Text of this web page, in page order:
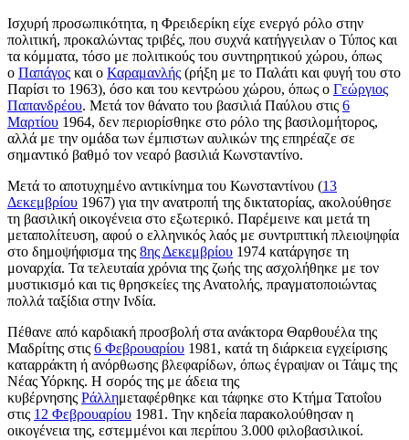
Ισχυρή προσωπικότητα, η Φρειδερίκη είχε ενεργό ρόλο στην
πολιτική, προκαλώντας τριβές, που συχνά κατήγγειλαν ο Τύπος και
τα κόμματα, τόσο με πολιτικούς του συντηρητικού χώρου, όπως
ο Παπάγος και ο Καραμανλής (ρήξη με το Παλάτι και φυγή του στο
Παρίσι το 1963), όσο και του κεντρώου χώρου, όπως ο Γεώργιος
Παπανδρέου. Μετά τον θάνατο του βασιλιά Παύλου στις 6
Μαρτίου 1964, δεν περιορίσθηκε στο ρόλο της βασιλομήτορος,
αλλά με την ομάδα των έμπιστων αυλικών της επηρέαζε σε
σημαντικό βαθμό τον νεαρό βασιλιά Κωνσταντίνο.
Μετά το αποτυχημένο αντικίνημα του Κωνσταντίνου (13
Δεκεμβρίου 1967) για την ανατροπή της δικτατορίας, ακολούθησε
τη βασιλική οικογένεια στο εξωτερικό. Παρέμεινε και μετά τη
μεταπολίτευση, αφού ο ελληνικός λαός με συντριπτική πλειοψηφία
στο δημοψήφισμα της 8ης Δεκεμβρίου 1974 κατάργησε τη
μοναρχία. Τα τελευταία χρόνια της ζωής της ασχολήθηκε με τον
μυστικισμό και τις θρησκείες της Ανατολής, πραγματοποιώντας
πολλά ταξίδια στην Ινδία.
Πέθανε από καρδιακή προσβολή στα ανάκτορα Θαρθουέλα της
Μαδρίτης στις 6 Φεβρουαρίου 1981, κατά τη διάρκεια εγχείρισης
καταρράκτη ή ανόρθωσης βλεφαρίδων, όπως έγραψαν οι Τάιμς της
Νέας Υόρκης. Η σορός της με άδεια της
κυβέρνησης Ράλλημεταφέρθηκε και τάφηκε στο Κτήμα Τατοΐου
στις 12 Φεβρουαρίου 1981. Την κηδεία παρακολούθησαν η
οικογένεια της, εστεμμένοι και περίπου 3.000 φιλοβασιλικοί.